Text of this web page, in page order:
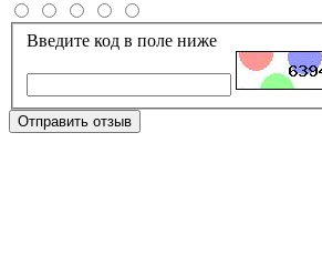
Введите код в поле ниже
Отправить отзыв